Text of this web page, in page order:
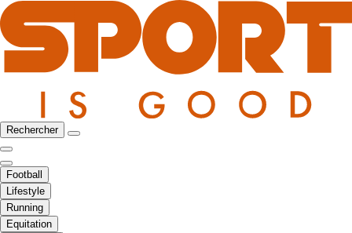
Rechercher
Football
Lifestyle
Running
Equitation